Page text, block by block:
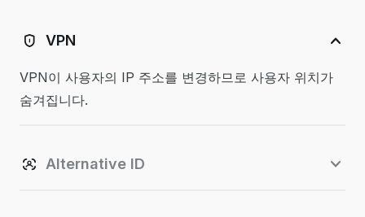
VPN
VPN이 사용자의 IP 주소를 변경하므로 사용자 위치가
숨겨집니다.
Alternative ID